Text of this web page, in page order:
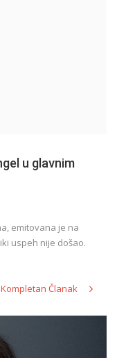
u glavnim
emitovana je na
uspeh nije došao.
Kompletan Članak